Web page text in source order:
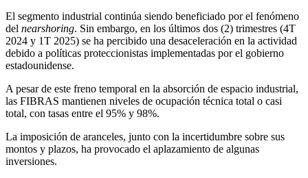
El segmento industrial continúa siendo beneficiado por el fenómeno
del nearshoring. Sin embargo, en los últimos dos (2) trimestres (4T
2024 y 1T 2025) se ha percibido una desaceleración en la actividad
debido a políticas proteccionistas implementadas por el gobierno
estadounidense.
A pesar de este freno temporal en la absorción de espacio industrial,
las FIBRAS mantienen niveles de ocupación técnica total o casi
total, con tasas entre el 95% y 98%.
La imposición de aranceles, junto con la incertidumbre sobre sus
montos y plazos, ha provocado el aplazamiento de algunas
inversiones.